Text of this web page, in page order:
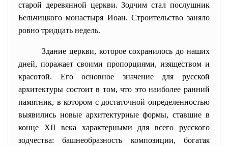
старой деревянной церкви. Зодчим стал послушник
Бельчицкого монастыря Иоан. Строительство заняло
ровно тридцать недель.
Здание церкви, которое сохранилось до наших
дней, поражает своими пропорциями, изяществом и
красотой. Его основное значение для русской
архитектуры состоит в том, что это наиболее ранний
памятник, в котором с достаточной определенностью
выявились новые архитектурные формы, ставшие в
конце XII века характерными для всего русского
зодчества: башнеобразность композиции, богатая